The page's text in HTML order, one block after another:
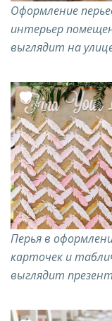
Оформление
интерьер
выглядит на
Перья в
карточек и
выглядит